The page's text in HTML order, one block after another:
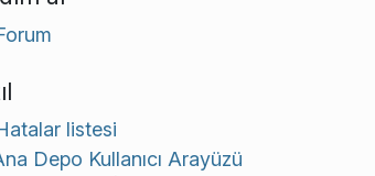
listesi
Depo Kullanıcı Arayüzü